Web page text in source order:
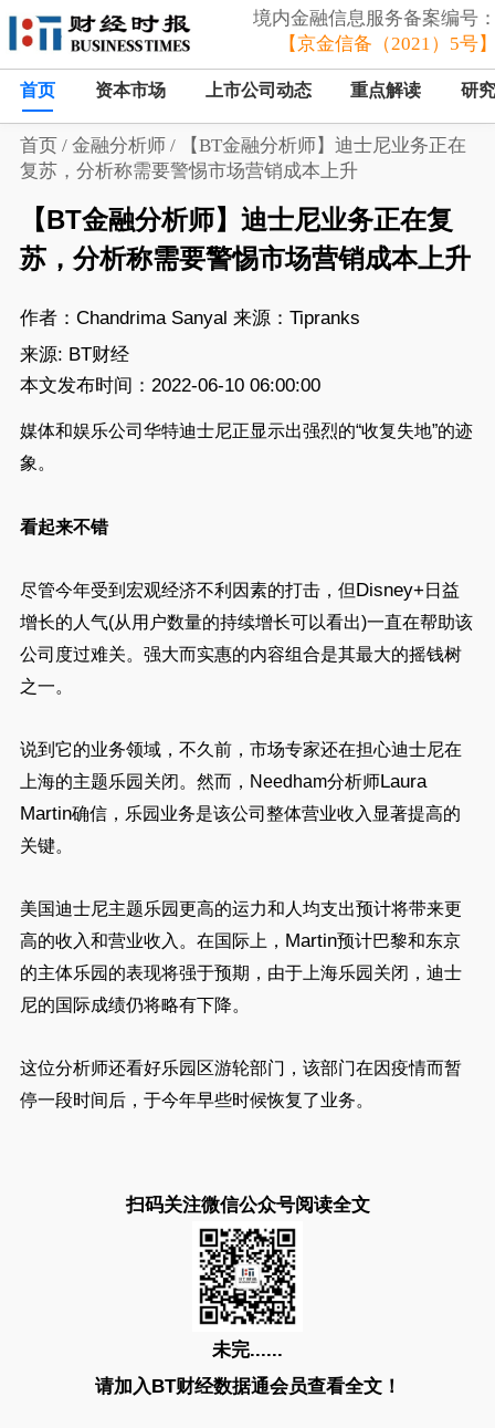
境内金融信息服务备案编号
【京金信备（2021）5号
首页 资本市场 上市公司动态 重点解读 研
首页/ 金融分析师/
【BT金融分析师】迪士尼业务正在
复苏，分析称需要警惕市场营销成本上升
【BT金融分析师】迪士尼业务正在复
苏，分析称需要警惕市场营销成本上升
作者：Chandrima Sanyal 来源：Tipranks
来源: BT财经
本文发布时间：2022-06-10 06:00:00
媒体和娱乐公司华特迪士尼正显示出强烈的“收复失地”的迹
象。
看起来不错
尽管今年受到宏观经济不利因素的打击，但Disney+日益
增长的人气(从用户数量的持续增长可以看出)一直在帮助该
公司度过难关。强大而实惠的内容组合是其最大的摇钱树
之一。
说到它的业务领域，不久前，市场专家还在担心迪士尼在
上海的主题乐园关闭。然而， Needham分析师Laura
Martin确信，乐园业务是该公司整体营业收入显著提高的
关键。
美国迪士尼主题乐园更高的运力和人均支出预计将带来更
高的收入和营业收入。在国际上， Martin预计巴黎和东京
的主体乐园的表现将强于预期，由于上海乐园关闭，迪士
尼的国际成绩仍将略有下降。
这位分析师还看好乐园区游轮部门，该部门在因疫情而暂
停一段时间后，于今年早些时候恢复了业务。
扫码关注微信公众号阅读全文
未完......
请加入BT财经数据通会员查看全文！